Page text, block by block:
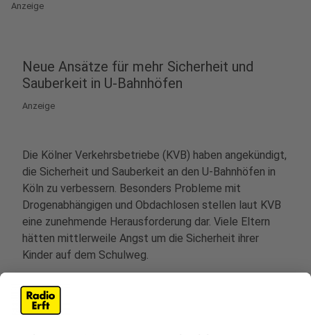
Anzeige
Neue Ansätze für mehr Sicherheit und
Sauberkeit in U-Bahnhöfen
Anzeige
Die Kölner Verkehrsbetriebe (KVB) haben angekündigt,
die Sicherheit und Sauberkeit an den U-Bahnhöfen in
Köln zu verbessern. Besonders Probleme mit
Drogenabhängigen und Obdachlosen stellen laut KVB
eine zunehmende Herausforderung dar. Viele Eltern
hätten mittlerweile Angst um die Sicherheit ihrer
Kinder auf dem Schulweg.
Um diesen Problemen entgegenzuwirken, plant die
KVB eine Reihe von Maßnahmen. So sollen einige U-
Bahnhaltestellen künftig noch häufiger gereinigt